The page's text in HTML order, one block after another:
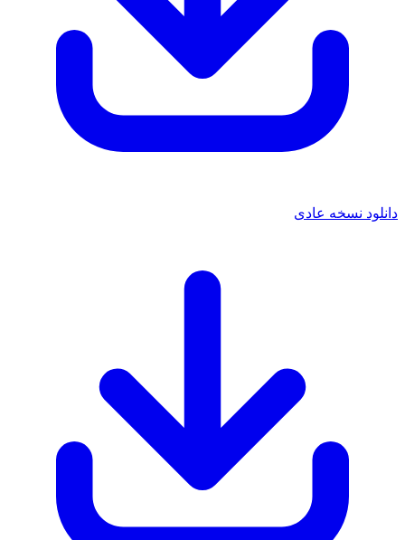
دانلود نسخه عادی